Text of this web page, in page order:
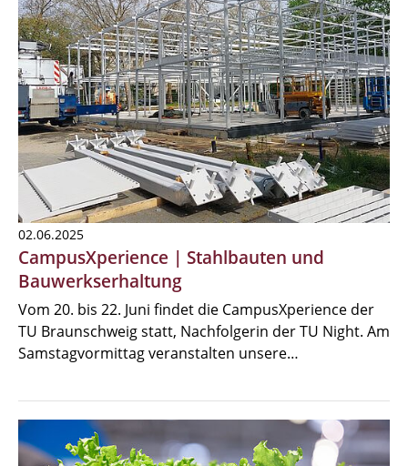
02.06.2025
CampusXperience | Stahlbauten und
Bauwerkserhaltung
Vom 20. bis 22. Juni findet die CampusXperience der
TU Braunschweig statt, Nachfolgerin der TU Night. Am
Samstagvormittag veranstalten unsere…